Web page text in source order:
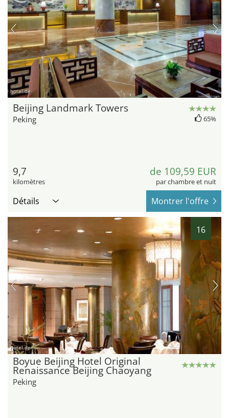
hotel.de
Beijing Landmark Towers
Peking 65%
9,7
kilomètres
de 109,59 EUR
par chambre et nuit
Détails Montrer l'offre
16
hotel.de
Boyue Beijing Hotel Original
Renaissance Beijing Chaoyang
Peking